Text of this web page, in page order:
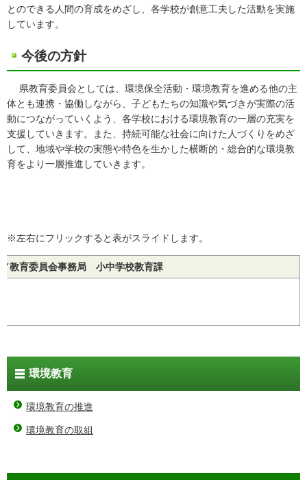
とのできる人間の育成をめざし、各学校が創意工夫した活動を実施
しています。
今後の方針
県教育委員会としては、環境保全活動・環境教育を進める他の主
体とも連携・協働しながら、子どもたちの知識や気づきが実際の活
動につながっていくよう、各学校における環境教育の一層の充実を
支援していきます。また、持続可能な社会に向けた人づくりをめざ
して、地域や学校の実態や特色を生かした横断的・総合的な環境教
育をより一層推進していきます。
※左右にフリックすると表がスライドします。
教育委員会事務局 小中学校教育課
環境教育
環境教育の推進
環境教育の取組